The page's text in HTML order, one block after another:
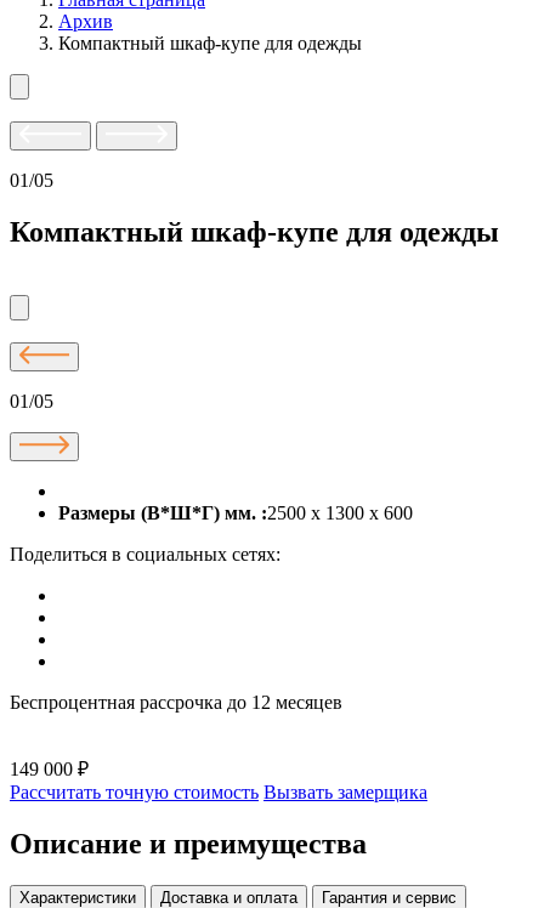
Архив
Компактный шкаф-купе для одежды
01/05
Компактный шкаф-купе для одежды
01/05
Размеры (В*Ш*Г) мм. :2500 х 1300 х 600
Поделиться в социальных сетях:
Беспроцентная рассрочка до 12 месяцев
149 000 ₽
Рассчитать точную стоимость Вызвать замерщика
Описание и преимущества
Характеристики Доставка и оплата
Гарантия и сервис